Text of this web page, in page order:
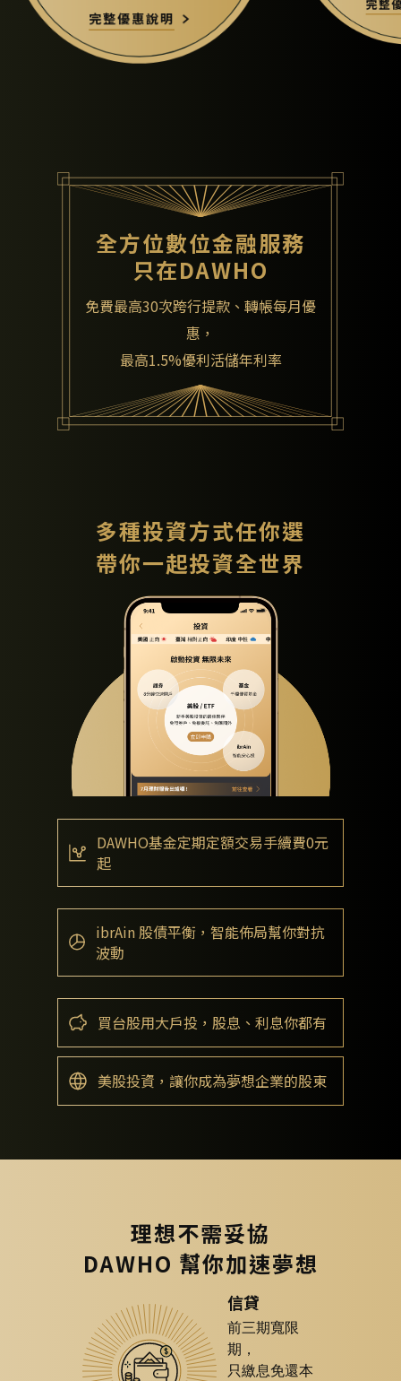
完整優惠說明
全方位數位金融服務
只在DAWHO
免費最高30次跨行提款、轉帳每月優
惠，
最高1.5%優利活儲年利率
多種投資方式任你選
帶你一起投資全世界
DAWHO基金定期定額交易手續費0元
起
ibrAin 股債平衡，智能佈局幫你對抗
波動
買台股用大戶投，股息、利息你都有
美股投資，讓你成為夢想企業的股東
理想不需妥協
DAWHO 幫你加速夢想
信貸
前三期寬限
期，
只繳息免還本